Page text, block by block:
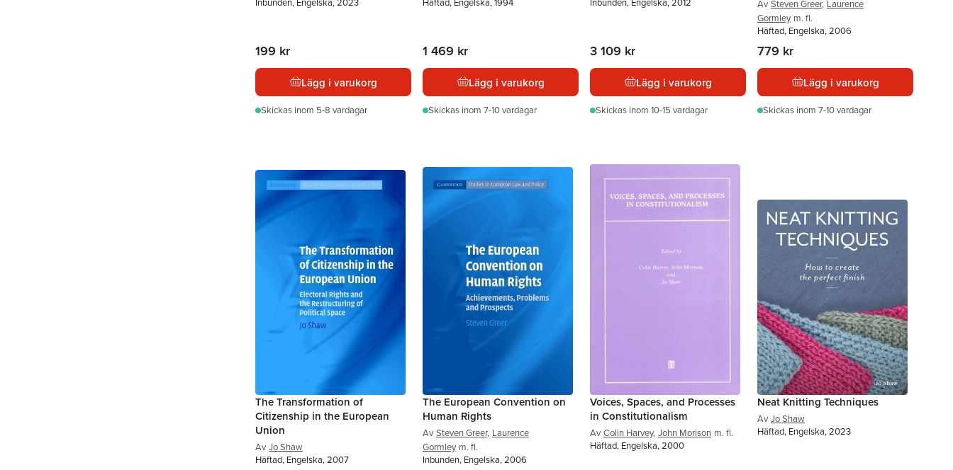
199 kr
Lägg i varukorg
Skickas inom 5-8 vardagar
1 469 kr
Lägg i varukorg
Skickas inom 7-10 vardagar
3 109 kr
Lägg i varukorg
Skickas inom 10-15 vardagar
Av Steven Greer, Laurence
Gormley m. fl.
Häftad, Engelska, 2006
779 kr
Lägg i varukorg
Skickas inom 7-10 vardagar
The Transformation of
Citizenship in the European
Union
Av Jo Shaw
Häftad, Engelska, 2007
The European Convention on
Human Rights
Av Steven Greer, Laurence
Gormley m. fl.
Inbunden, Engelska, 2006
Voices, Spaces, and Processes
in Constitutionalism
Av Colin Harvey, John Morison m. fl.
Häftad, Engelska, 2000
Neat Knitting Techniques
Av Jo Shaw
Häftad, Engelska, 2023